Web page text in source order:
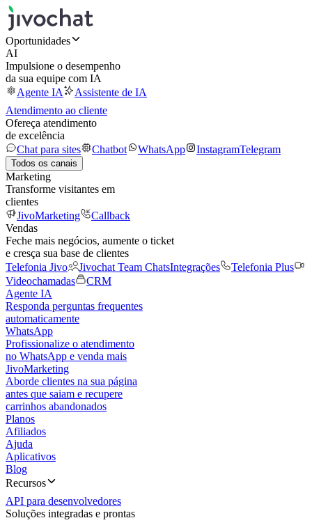
Oportunidades
AI
Impulsione o desempenho
da sua equipe com IA
Agente IA
Assistente de IA
Atendimento ao cliente
Ofereça atendimento
de excelência
Chat para sites
Chatbot WhatsApp InstagramTelegram
Todos os canais
Marketing
Transforme visitantes em
clientes
JivoMarketing
Callback
Vendas
Feche mais negócios, aumente o ticket
e cresça sua base de clientes
Telefonia Jivo
Jivochat Team ChatsIntegrações
Telefonia Plus
Videochamadas
CRM
Agente IA
Responda perguntas frequentes
automaticamente
WhatsApp
Profissionalize o atendimento
no WhatsApp e venda mais
JivoMarketing
Aborde clientes na sua página
antes que saiam e recupere
carrinhos abandonados
Planos
Afiliados
Ajuda
Aplicativos
Blog
Recursos
API para desenvolvedores
Soluções integradas e prontas